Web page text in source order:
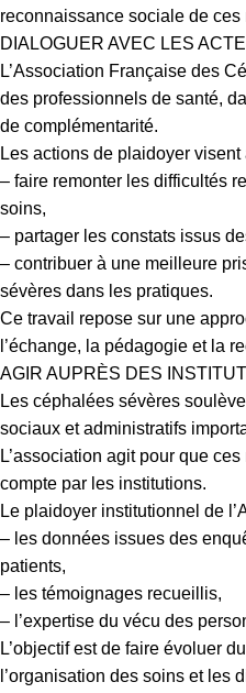
reconnaissance sociale de ces
DIALOGUER AVEC LES
L’Association Française des
des professionnels de santé,
de complémentarité.
Les actions de plaidoyer visent
– faire remonter les difficultés
soins,
– partager les constats issus
– contribuer à une meilleure
sévères dans les pratiques.
Ce travail repose sur une
l’échange, la pédagogie et la
AGIR AUPRÈS DES
Les céphalées sévères
sociaux et administratifs
L’association agit pour que
compte par les institutions.
Le plaidoyer institutionnel de
– les données issues des
patients,
– les témoignages recueillis,
– l’expertise du vécu des
L’objectif est de faire évoluer
l’organisation des soins et les